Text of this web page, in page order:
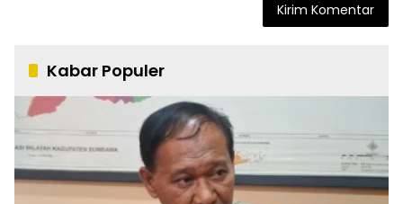
Kabar Populer